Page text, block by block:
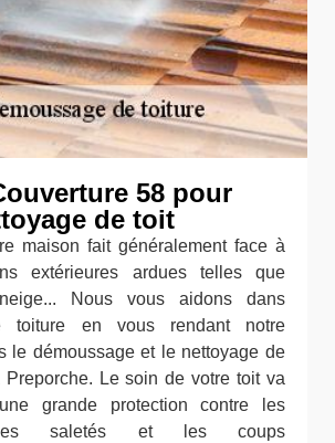
58 pour
de toit
maison fait généralement face à
extérieures ardues telles que
Nous vous aidons dans
toiture en vous rendant notre
le démoussage et le nettoyage de
Preporche. Le soin de votre toit va
grande protection contre les
les saletés et les coups